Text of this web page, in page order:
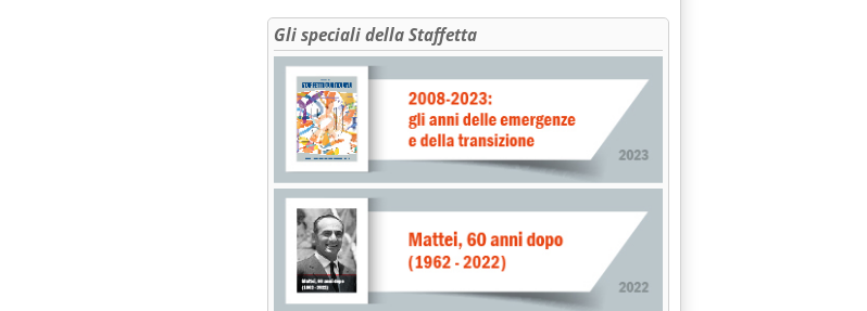
Gli speciali della Staffetta